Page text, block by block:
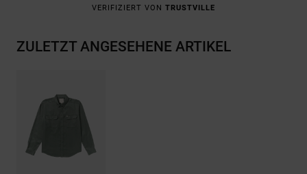
VERIFIZIERT VON TRUSTVILLE
ZULETZT ANGESEHENE ARTIKEL